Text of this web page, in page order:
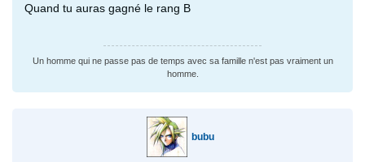
Quand tu auras gagné le rang B
Un homme qui ne passe pas de temps avec sa famille n'est pas vraiment un
homme.
bubu